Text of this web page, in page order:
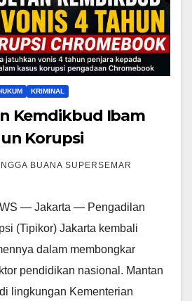
KRIMINAL
Kemdikbud Ibam
Korupsi
BUANA SUPERSEMAR
— Jakarta — Pengadilan
(Tipikor) Jakarta kembali
dalam membongkar
pendidikan nasional. Mantan
lingkungan Kementerian